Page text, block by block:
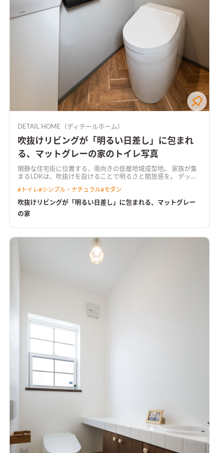
DETAIL HOME（ディテールホーム）
吹抜けリビングが「明るい日差し」に包まれ
る、マットグレーの家のトイレ写真
閑静な住宅街に位置する、南向きの低層地域成型地。 家族が集
まるLDKは、吹抜けを設けることで明るさと開放感を。 デッキ
決して閉じすぎない空間づくりを意識した。 小上がりとした畳
スペースは、キッズスペースを併用し、水回りへの動線の中で、
トバランスを考えた上で、お施主様の求めるデザインを実現しま
開放感抜群の吹抜けリビング鉄骨階段を取り込
んだ吹抜けリビング。アイアンの塗装はグレーで統一
ンの対面キッチンリビングとの中間に配置した小上がりの畳空
間は、キッズスペースを兼用。ダイニングテーブルは制作。腰
# トイレ#シンプル・ナチュラル#モダン
吹抜けリビングが「明るい日差し」に包まれる、マットグレー
の家